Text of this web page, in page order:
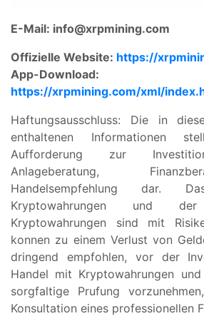
E-Mail: info@xrpmining.com
Offizielle Website: https://
App-Download:
https://xrpmining.com/xml/
Haftungsausschluss: Die in
enthaltenen Informationen
Aufforderung zur
Anlageberatung,
Handelsempfehlung dar.
Kryptowahrungen und
Kryptowahrungen sind mit
konnen zu einem Verlust von
dringend empfohlen, vor der
Handel mit Kryptowahrungen
sorgfaltige Prufung
Konsultation eines professionellen